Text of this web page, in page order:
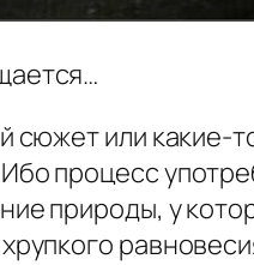
или какие-
процесс
природы, у